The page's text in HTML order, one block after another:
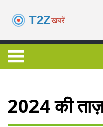
2024 की